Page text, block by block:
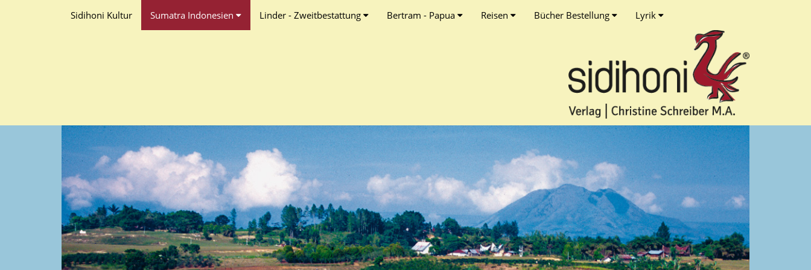
Sidihoni Kultur Sumatra Indonesien Linder - Zweitbestattung Bertram - Papua Reisen Bücher Bestellung Lyrik